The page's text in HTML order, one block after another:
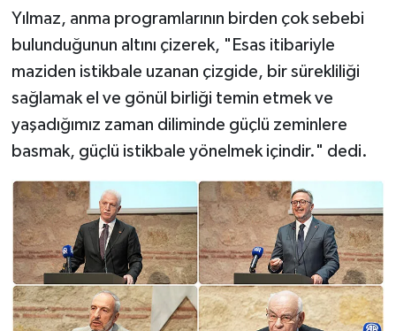
Yılmaz, anma programlarının birden çok sebebi
bulunduğunun altını çizerek, "Esas itibariyle
maziden istikbale uzanan çizgide, bir sürekliliği
sağlamak el ve gönül birliği temin etmek ve
yaşadığımız zaman diliminde güçlü zeminlere
basmak, güçlü istikbale yönelmek içindir." dedi.
Niğde Müftülüğü
Ordu Müftülüğü
Osmaniye Müftülüğü
Rize Müftülüğü
Sakarya Müftülüğü
Samsun Müftülüğü
Siirt Müftülüğü